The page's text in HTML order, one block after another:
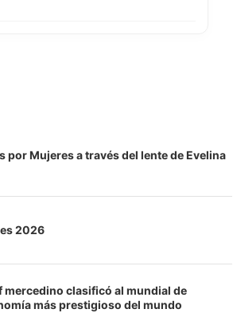
por Mujeres a través del lente de Evelina
2026
mercedino clasificó al mundial de
más prestigioso del mundo